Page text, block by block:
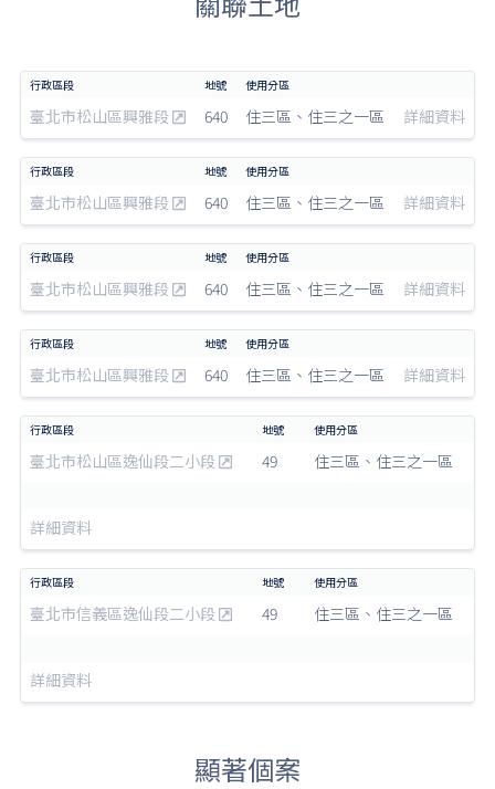
臺北市松山區興雅段 640 住三區、住三之一區 詳細資料
臺北市松山區興雅段 640 住三區、住三之一區 詳細資料
臺北市松山區興雅段 640 住三區、住三之一區 詳細資料
臺北市松山區興雅段 640 住三區、住三之一區 詳細資料
臺北市松山區逸仙段二小段 49 住三區、住三之一區
詳細資料
臺北市信義區逸仙段二小段 49 住三區、住三之一區
詳細資料
顯著個案